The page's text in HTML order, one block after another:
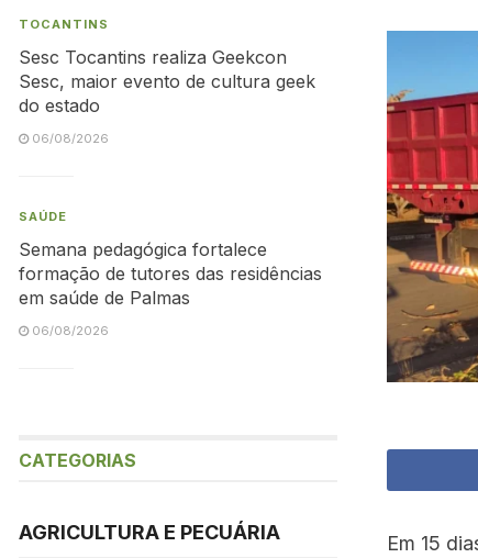
Em 15
TOCANTINS
Sesc Tocantins realiza Geekcon
Sesc, maior evento de cultura geek
do estado
06/08/2026
SAÚDE
Semana pedagógica fortalece
formação de tutores das residências
em saúde de Palmas
06/08/2026
CATEGORIAS
AGRICULTURA E PECUÁRIA